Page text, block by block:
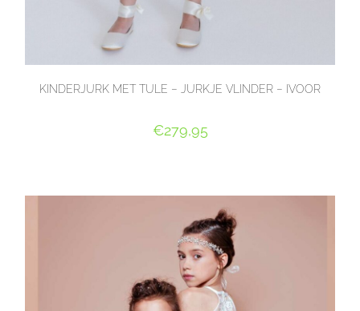
KINDERJURK MET TULE – JURKJE VLINDER – IVOOR
€279,95